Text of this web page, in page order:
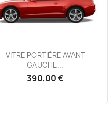
Aperçu rapide
VITRE PORTIÈRE AVANT
GAUCHE...
390,00 €